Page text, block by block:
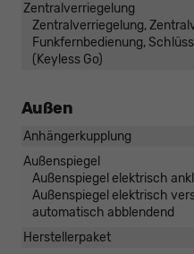
Zentralverriegelung
Zentralverriegelung,
Funkfernbedienung,
(Keyless Go)
Außen
Anhängerkupplung
Außenspiegel
Außenspiegel elektrisch
Außenspiegel elektrisch
automatisch abblendend
Herstellerpaket